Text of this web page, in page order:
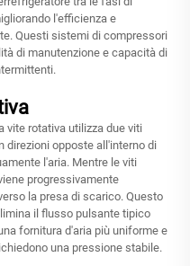
l'efficienza e
Questi sistemi di compressori
di manutenzione e capacità di
vite rotativa utilizza due viti
direzioni opposte all'interno di
l'aria. Mentre le viti
progressivamente
la presa di scarico. Questo
il flusso pulsante tipico
fornitura d'aria più uniforme e
una pressione stabile.